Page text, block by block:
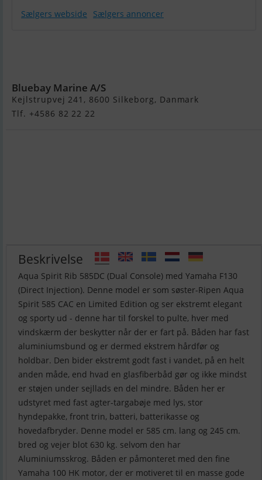
Sælgers webside Sælgers annoncer
Bluebay Marine A/S
Kejlstrupvej 241, 8600 Silkeborg, Danmark
Tlf. +4586 82 22 22
Beskrivelse
Aqua Spirit Rib 585DC (Dual Console) med Yamaha F130
(Direct Injection). Denne model er som søster-Ripen Aqua
Spirit 585 CAC en Limited Edition og ser ekstremt elegant
og sporty ud - denne har til forskel to pulte, hver med
vindskærm der beskytter når der er fart på. Båden har fast
aluminiumsbund og er dermed ekstrem hårdfør og
holdbar. Den bider ekstremt godt fast i vandet, på en helt
anden måde, end hvad en glasfiberbåd gør og ikke mindst
er støjen under sejllads en del mindre. Båden her er
udstyret med fast agter-targabøje med lys, stor
hyndepakke, front trin, batteri, batterikasse og
hovedafbryder. Denne model er 585 cm. lang og 245 cm.
bred og vejer blot 630 kg. selvom den har
Aluminiumsskrog. Båden er påmonteret med den fine
Yamaha 100 HK motor, der er motiveret til en masse gode